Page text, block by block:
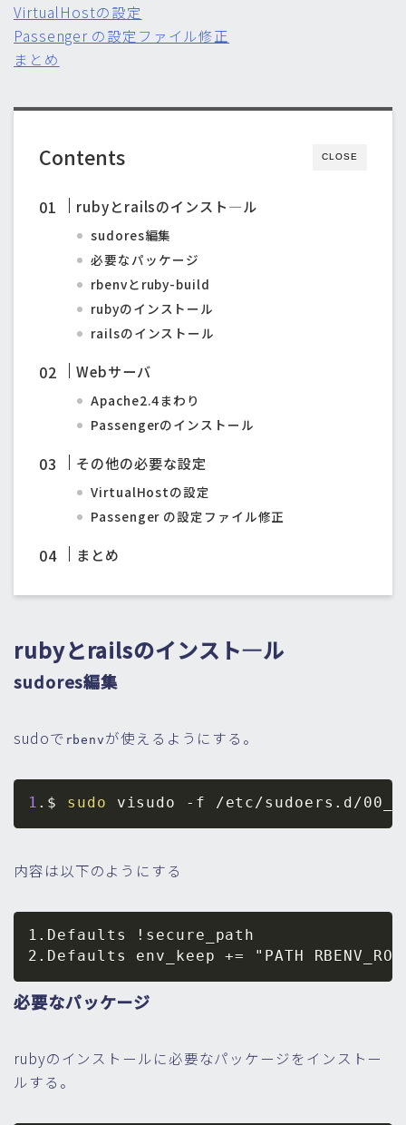
VirtualHostの設定
Passenger の設定ファイル修正
まとめ
CLOSE
Contents
rubyとrailsのインスト―ル
sudores編集
必要なパッケージ
rbenvとruby-build
rubyのインストール
railsのインストール
Webサーバ
Apache2.4まわり
Passengerのインストール
その他の必要な設定
VirtualHostの設定
Passenger の設定ファイル修正
まとめ
rubyとrailsのインスト―ル
sudores編集
sudoで rbenv が使えるようにする。
1 .$ sudo visudo -f
内容は以下のようにする
1.Defaults !secure_path
必要なパッケージ
rubyのインストールに必要なパッケージをインストー
ルする。